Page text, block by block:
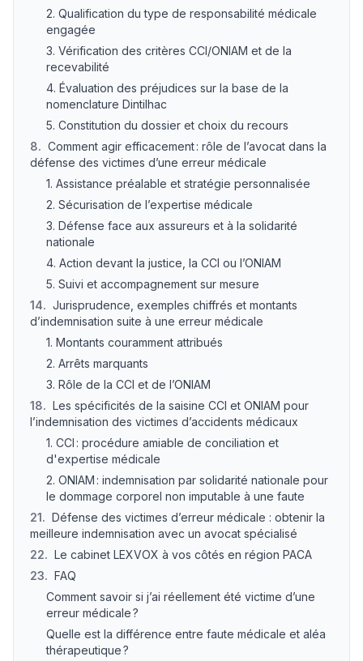
2. Qualification du type de responsabilité médicale
engagée
3. Vérification des critères CCI/ONIAM et de la
recevabilité
4. Évaluation des préjudices sur la base de la
nomenclature Dintilhac
5. Constitution du dossier et choix du recours
8. Comment agir efficacement : rôle de l’avocat dans la
défense des victimes d’une erreur médicale
1. Assistance préalable et stratégie personnalisée
2. Sécurisation de l’expertise médicale
3. Défense face aux assureurs et à la solidarité
nationale
4. Action devant la justice, la CCI ou l’ONIAM
5. Suivi et accompagnement sur mesure
14. Jurisprudence, exemples chiffrés et montants
d’indemnisation suite à une erreur médicale
1. Montants couramment attribués
2. Arrêts marquants
3. Rôle de la CCI et de l’ONIAM
18. Les spécificités de la saisine CCI et ONIAM pour
l’indemnisation des victimes d’accidents médicaux
1. CCI : procédure amiable de conciliation et
d'expertise médicale
2. ONIAM : indemnisation par solidarité nationale pour
le dommage corporel non imputable à une faute
21. Défense des victimes d’erreur médicale : obtenir la
meilleure indemnisation avec un avocat spécialisé
22. Le cabinet LEXVOX à vos côtés en région PACA
23. FAQ
Comment savoir si j’ai réellement été victime d’une
erreur médicale ?
Quelle est la différence entre faute médicale et aléa
thérapeutique ?